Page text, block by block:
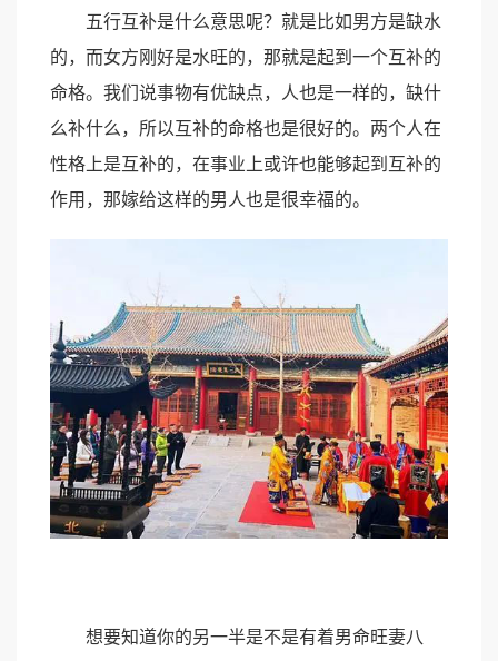
五行互补是什么意思呢？就是比如男方是缺水
的，而女方刚好是水旺的，那就是起到一个互补的
命格。我们说事物有优缺点，人也是一样的，缺什
么补什么，所以互补的命格也是很好的。两个人在
性格上是互补的，在事业上或许也能够起到互补的
作用，那嫁给这样的男人也是很幸福的。
想要知道你的另一半是不是有着男命旺妻八